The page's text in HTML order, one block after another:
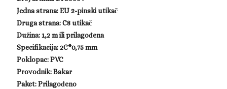
Jedna strana: EU 2-pinski utikač
Druga strana: C8 utikač
Dužina: 1,2 m ili prilagođena
Specifikacija: 2C*0,75 mm
Poklopac: PVC
Provodnik: Bakar
Paket: Prilagođeno